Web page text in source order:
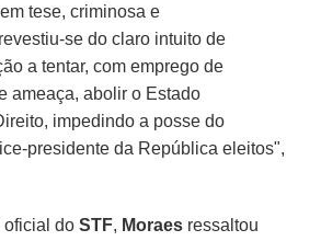
tese, criminosa e
se do claro intuito de
a tentar, com emprego de
ameaça, abolir o Estado
impedindo a posse do
presidente da República eleitos",
oficial doSTF, Moraes ressaltou